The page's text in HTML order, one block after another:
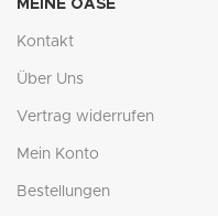
MEINE OASE
Kontakt
Über Uns
Vertrag widerrufen
Mein Konto
Bestellungen